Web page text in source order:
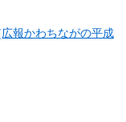
報かわちながの平成